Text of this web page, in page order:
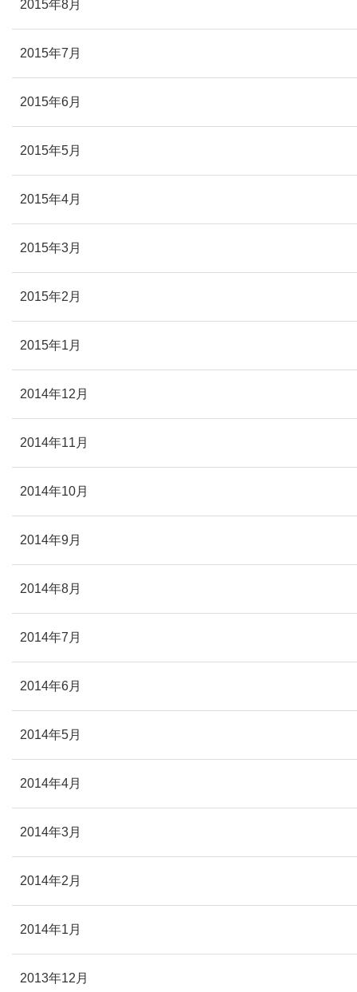
2015年8月
2015年7月
2015年6月
2015年5月
2015年4月
2015年3月
2015年2月
2015年1月
2014年12月
2014年11月
2014年10月
2014年9月
2014年8月
2014年7月
2014年6月
2014年5月
2014年4月
2014年3月
2014年2月
2014年1月
2013年12月